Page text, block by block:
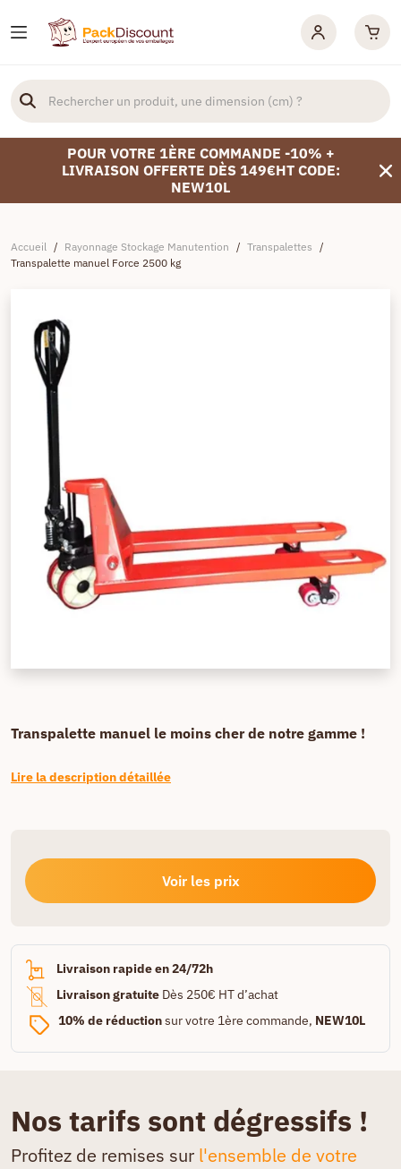
POUR VOTRE 1ÈRE COMMANDE -10% +
LIVRAISON OFFERTE DÈS 149€HT CODE:
NEW10L
Accueil / Rayonnage Stockage Manutention / Transpalettes /
Transpalette manuel Force 2500 kg
Transpalette manuel le moins cher de notre gamme !
Lire la description détaillée
Voir les prix
Livraison rapide en 24/72h
Livraison gratuite Dès 250€ HT d’achat
10% de réductionsur votre 1ère commande, NEW10L
Nos tarifs sont dégressifs !
Profitez de remises sur l'ensemble de votre